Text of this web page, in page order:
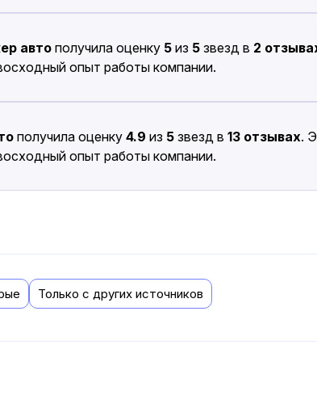
автополучила оценку 5 из 5 звезд в 2
опыт работы компании.
получила оценку 4.9 из 5 звезд в 13 отзывах.
опыт работы компании.
Только с других источников